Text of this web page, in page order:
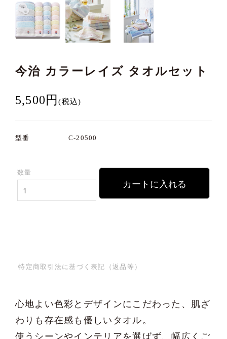
今治 カラーレイズ タオルセット
5,500円(税込)
型番 C-20500
数量
カートに入れる
特定商取引法に基づく表記（返品等）
心地よい色彩とデザインにこだわった、肌ざ
わりも存在感も優しいタオル。
使うシーンやインテリアを選ばず、幅広くご